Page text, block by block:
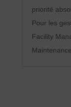
priorité
Pour les
Facility